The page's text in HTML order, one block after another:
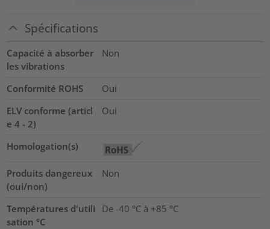
Spécifications
Capacité à absorber
les vibrations
Non
Conformité ROHS
Oui
ELV conforme (articl
e 4 - 2)
Oui
Homologation(s)
Produits dangereux
(oui/non)
Non
Températures d'utili
sation °C
De -40 °C à +85 °C